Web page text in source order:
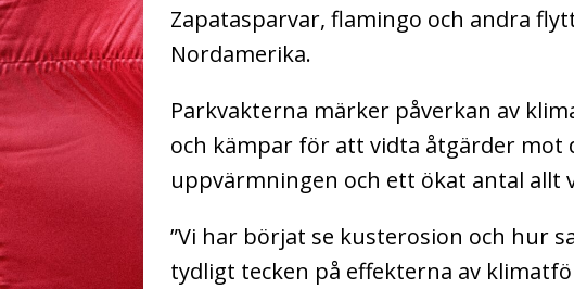
Zapatasparvar, flamingo och andra
Nordamerika.
Parkvakterna märker påverkan av
och kämpar för att vidta åtgärder mot
uppvärmningen och ett ökat antal allt
”Vi har börjat se kusterosion och hur
tydligt tecken på effekterna av